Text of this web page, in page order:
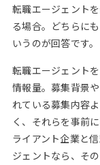
転職エージェント
る場合。どちらに
いうのが回答です。
転職エージェント
情報量。募集背景
れている募集内容
く、それらを事前
ライアント企業と
ジェントなら、そ